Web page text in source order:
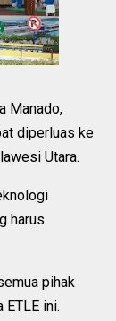
Manado,
diperluas ke
Utara.
harus
pihak
ETLE ini.